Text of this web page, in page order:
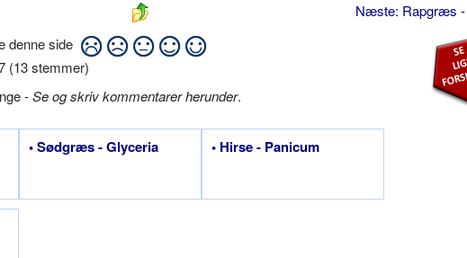
Næste: Rapgræs -
denne side
(13stemmer)
-Se og skriv kommentarer herunder.
• Sødgræs - Glyceria • Hirse - Panicum